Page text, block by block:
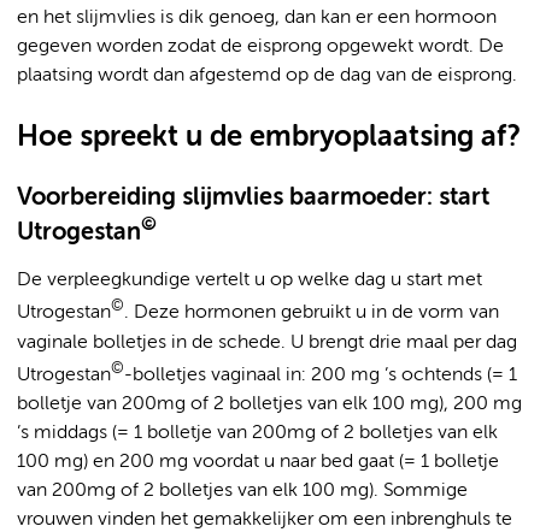
en het slijmvlies is dik genoeg, dan kan er een hormoon
gegeven worden zodat de eisprong opgewekt wordt. De
plaatsing wordt dan afgestemd op de dag van de eisprong.
Hoe spreekt u de embryoplaatsing af?
Voorbereiding slijmvlies baarmoeder: start
Utrogestan©
De verpleegkundige vertelt u op welke dag u start met
Utrogestan©. Deze hormonen gebruikt u in de vorm van
vaginale bolletjes in de schede. U brengt drie maal per dag
Utrogestan©-bolletjes vaginaal in: 200 mg ’s ochtends (= 1
bolletje van 200mg of 2 bolletjes van elk 100 mg), 200 mg
’s middags (= 1 bolletje van 200mg of 2 bolletjes van elk
100 mg) en 200 mg voordat u naar bed gaat (= 1 bolletje
van 200mg of 2 bolletjes van elk 100 mg). Sommige
vrouwen vinden het gemakkelijker om een inbrenghuls te